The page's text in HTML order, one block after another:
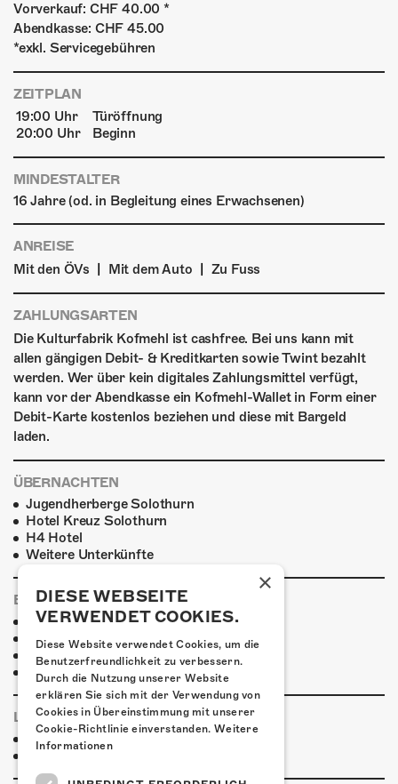
Vorverkauf: CHF 40.00 *
Abendkasse: CHF 45.00
*exkl. Servicegebühren
ZEITPLAN
19:00 Uhr
Türöffnung
20:00 Uhr
Beginn
MINDESTALTER
16 Jahre (od. in Begleitung eines Erwachsenen)
ANREISE
Mit den ÖVs
Mit dem Auto Zu Fuss
ZAHLUNGSARTEN
Die Kulturfabrik Kofmehl ist cashfree. Bei uns kann mit
allen gängigen Debit- & Kreditkarten sowie Twint bezahlt
werden. Wer über kein digitales Zahlungsmittel verfügt,
kann vor der Abendkasse ein Kofmehl-Wallet in Form einer
Debit-Karte kostenlos beziehen und diese mit Bargeld
laden.
ÜBERNACHTEN
Jugendherberge Solothurn
Hotel Kreuz Solothurn
H4 Hotel
Weitere Unterkünfte
ESSENSTIPPS
Pier 11
Restaurant Kreuz
Pittaria
Pizzeria Da Giuseppe
LINKS & PARTNER
Facebook-Event
×
DIESE WEBSEITE
VERWENDET COOKIES.
Diese Website verwendet Cookies, um die
Benutzerfreundlichkeit zu verbessern.
Durch die Nutzung unserer Website
erklären Sie sich mit der Verwendung von
Cookies in Übereinstimmung mit unserer
Cookie-Richtlinie einverstanden. Weitere
Informationen